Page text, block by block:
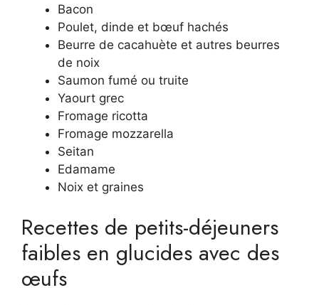
Bacon
Poulet, dinde et bœuf hachés
Beurre de cacahuète et autres beurres
de noix
Saumon fumé ou truite
Yaourt grec
Fromage ricotta
Fromage mozzarella
Seitan
Edamame
Noix et graines
Recettes de petits-déjeuners
faibles en glucides avec des
œufs